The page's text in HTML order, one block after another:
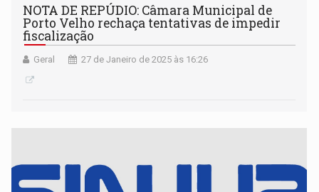
NOTA DE REPÚDIO: Câmara Municipal de
Porto Velho rechaça tentativas de impedir
fiscalização
Geral 27 de Janeiro de 2025 às 16:26